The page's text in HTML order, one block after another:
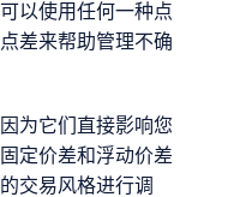
以使用任何一种点
差来帮助管理不确
为它们直接影响您
定价差和浮动价差
交易风格进行调